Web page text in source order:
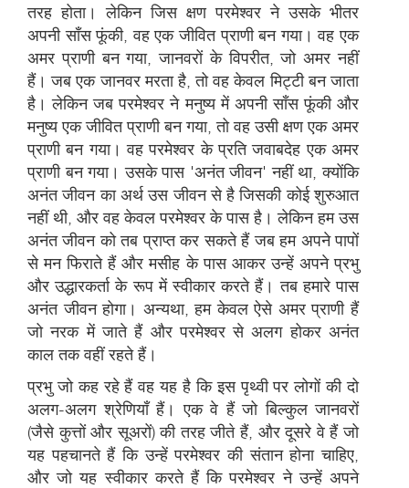
तरह होता। लेकिन जिस क्षण परमेश्वर ने उसके भीतर
अपनी साँस फूंकी, वह एक जीवित प्राणी बन गया। वह एक
अमर प्राणी बन गया, जानवरों के विपरीत, जो अमर नहीं
हैं। जब एक जानवर मरता है, तो वह केवल मिट्टी बन जाता
है। लेकिन जब परमेश्वर ने मनुष्य में अपनी साँस फूंकी और
मनुष्य एक जीवित प्राणी बन गया, तो वह उसी क्षण एक अमर
प्राणी बन गया। वह परमेश्वर के प्रति जवाबदेह एक अमर
प्राणी बन गया। उसके पास 'अनंत जीवन' नहीं था, क्योंकि
अनंत जीवन का अर्थ उस जीवन से है जिसकी कोई शुरुआत
नहीं थी, और वह केवल परमेश्वर के पास है। लेकिन हम उस
अनंत जीवन को तब प्राप्त कर सकते हैं जब हम अपने पापों
से मन फिराते हैं और मसीह के पास आकर उन्हें अपने प्रभु
और उद्धारकर्ता के रूप में स्वीकार करते हैं। तब हमारे पास
अनंत जीवन होगा। अन्यथा, हम केवल ऐसे अमर प्राणी हैं
जो नरक में जाते हैं और परमेश्वर से अलग होकर अनंत
काल तक वहीं रहते हैं।
प्रभु जो कह रहे हैं वह यह है कि इस पृथ्वी पर लोगों की दो
अलग-अलग श्रेणियाँ हैं। एक वे हैं जो बिल्कुल जानवरों
(जैसे कुत्तों और सूअरों) की तरह जीते हैं, और दूसरे वे हैं जो
यह पहचानते हैं कि उन्हें परमेश्वर की संतान होना चाहिए,
और जो यह स्वीकार करते हैं कि परमेश्वर ने उन्हें अपने